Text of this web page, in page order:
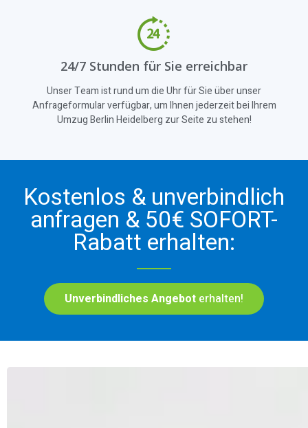
24/7 Stunden für Sie erreichbar
Unser Team ist rund um die Uhr für Sie über unser
Anfrageformular verfügbar, um Ihnen jederzeit bei Ihrem
Umzug Berlin Heidelberg zur Seite zu stehen!
Kostenlos & unverbindlich
anfragen & 50€ SOFORT-
Rabatt erhalten:
Unverbindliches Angebot erhalten!